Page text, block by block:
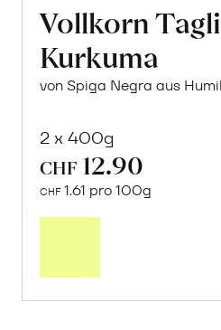
Vollkorn
Kurkuma
von Spiga Negra aus
2 x 400g
CHF 12.90
CHF 1.61 pro 100g